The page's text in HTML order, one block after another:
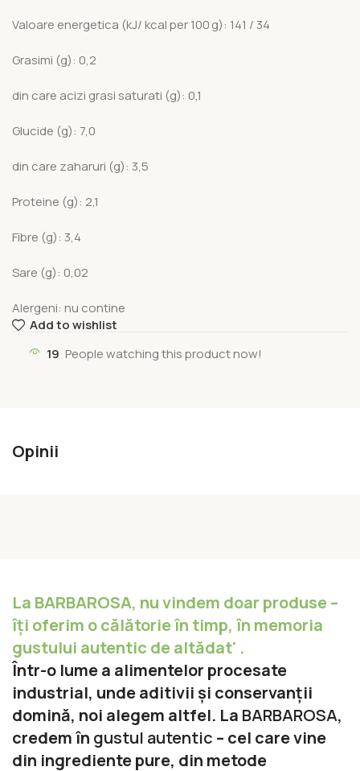
Valoare energetica (kJ/ kcal per 100 g): 141 / 34
Grasimi (g): 0,2
din care acizi grasi saturati (g): 0,1
Glucide (g): 7,0
din care zaharuri (g): 3,5
Proteine (g): 2,1
Fibre (g): 3,4
Sare (g): 0,02
Alergeni: nu contine
Add to wishlist
19 People watching this product now!
Opinii
La BARBAROSA, nu vindem doar produse –
îți oferim o călătorie în timp, în memoria
gustului autentic de altădat' .
Într-o lume a alimentelor procesate
industrial, unde aditivii și conservanții
domină, noi alegem altfel. La BARBAROSA,
credem în gustul autentic – cel care vine
din ingrediente pure, din metode